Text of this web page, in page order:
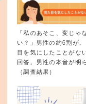
「私のあそこ、変じゃ
い？」男性の約6割が
目を気にしたことがな
回答。男性の本音が明
（調査結果）